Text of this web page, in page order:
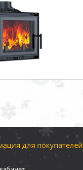
для покупателей